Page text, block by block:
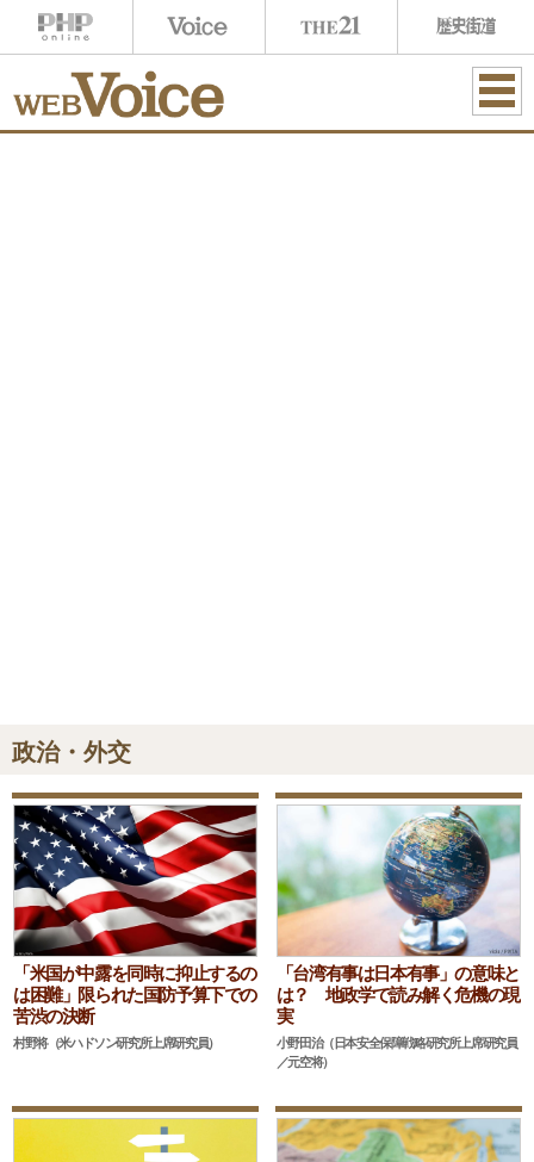
政治・外交
「米国が中露を同時に抑止するの
は困難」限られた国防予算下での
苦渋の決断
村野将（米ハドソン研究所上席研究員）
「台湾有事は日本有事」の意味と
は？ 地政学で読み解く危機の現
実
小野田治（日本安全保障戦略研究所上席研究員
／元空将）